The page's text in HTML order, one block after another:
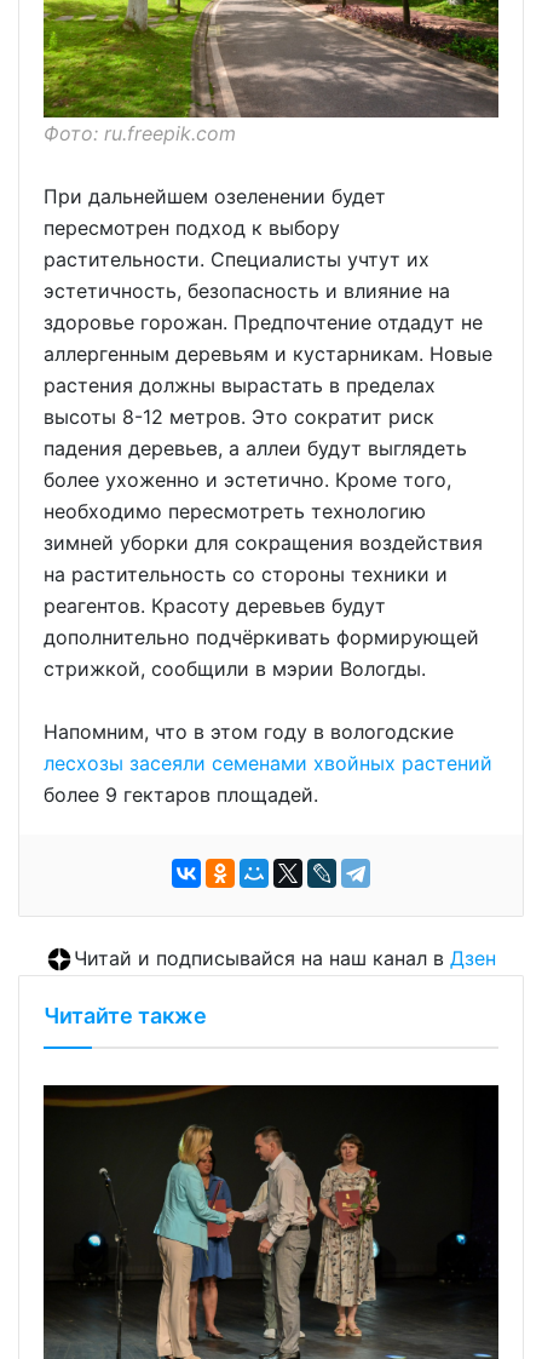
Фото: ru.freepik.com
При дальнейшем озеленении будет
пересмотрен подход к выбору
растительности. Специалисты учтут их
эстетичность, безопасность и влияние на
здоровье горожан. Предпочтение отдадут не
аллергенным деревьям и кустарникам. Новые
растения должны вырастать в пределах
высоты 8-12 метров. Это сократит риск
падения деревьев, а аллеи будут выглядеть
более ухоженно и эстетично. Кроме того,
необходимо пересмотреть технологию
зимней уборки для сокращения воздействия
на растительность со стороны техники и
реагентов. Красоту деревьев будут
дополнительно подчёркивать формирующей
стрижкой, сообщили в мэрии Вологды.
Напомним, что в этом году в вологодские
лесхозы засеяли семенами хвойных растений
более 9 гектаров площадей.
Читай и подписывайся на наш канал в Дзен
Читайте также